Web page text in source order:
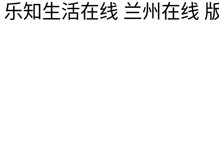
乐知生活在线 兰州在线